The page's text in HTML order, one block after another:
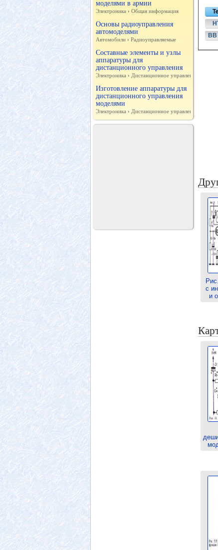
моделями в армии
Электроника › Общая информация
Основы радиоуправления
автомоделями
Автомобили › Радиоуправляемые
Составные элементы и узлы
аппаратуры для
дистанционного управления
Электроника › Дистанционное управление
Изготовление аппаратуры для
дистанционного управления
моделями
Электроника › Дистанционное управление
с
и